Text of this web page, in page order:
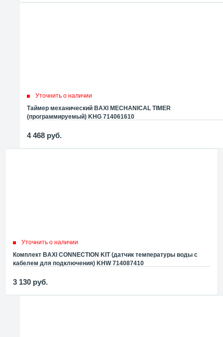
Уточнить о наличии
Таймер механический BAXI MECHANICAL TIMER
(программируемый) KHG 714061610
4 468 руб.
Уточнить о наличии
Комплект BAXI CONNECTION KIT (датчик температуры воды с
кабелем для подключения) KHW 714087410
3 130 руб.